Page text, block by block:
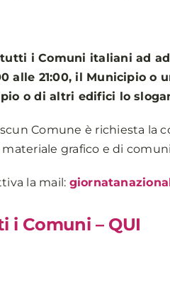
tutti i Comuni italiani ad
alle 21:00, il Municipio
o di altri edifici lo
Comune è richiesta
materiale grafico e di
la mail:
i Comuni – QUI